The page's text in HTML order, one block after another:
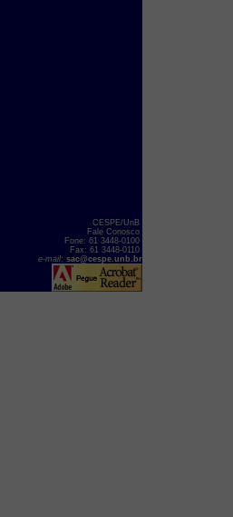
CESPE/UnB
Fale Conosco
Fone: 61 3448-0100
Fax: 61 3448-0110
e-mail: sac@cespe.unb.br